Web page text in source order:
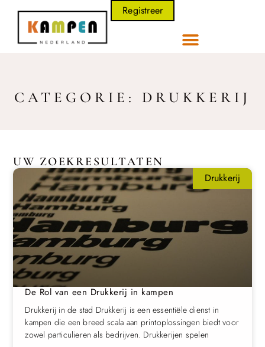
Registreer
CATEGORIE: DRUKKERIJ
UW ZOEKRESULTATEN
Drukkerij
De Rol van een Drukkerij in kampen
Drukkerij in de stad Drukkerij is een essentiële dienst in
kampen die een breed scala aan printoplossingen biedt voor
zowel particulieren als bedrijven. Drukkerijen spelen